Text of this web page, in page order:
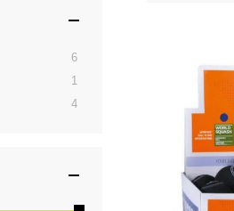
6producten
1
4producten